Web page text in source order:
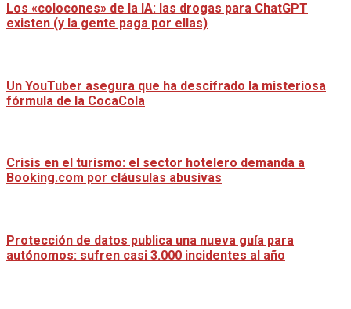
Los «colocones» de la IA: las drogas para ChatGPT
existen (y la gente paga por ellas)
Un YouTuber asegura que ha descifrado la misteriosa
fórmula de la CocaCola
Crisis en el turismo: el sector hotelero demanda a
Booking.com por cláusulas abusivas
Protección de datos publica una nueva guía para
autónomos: sufren casi 3.000 incidentes al año